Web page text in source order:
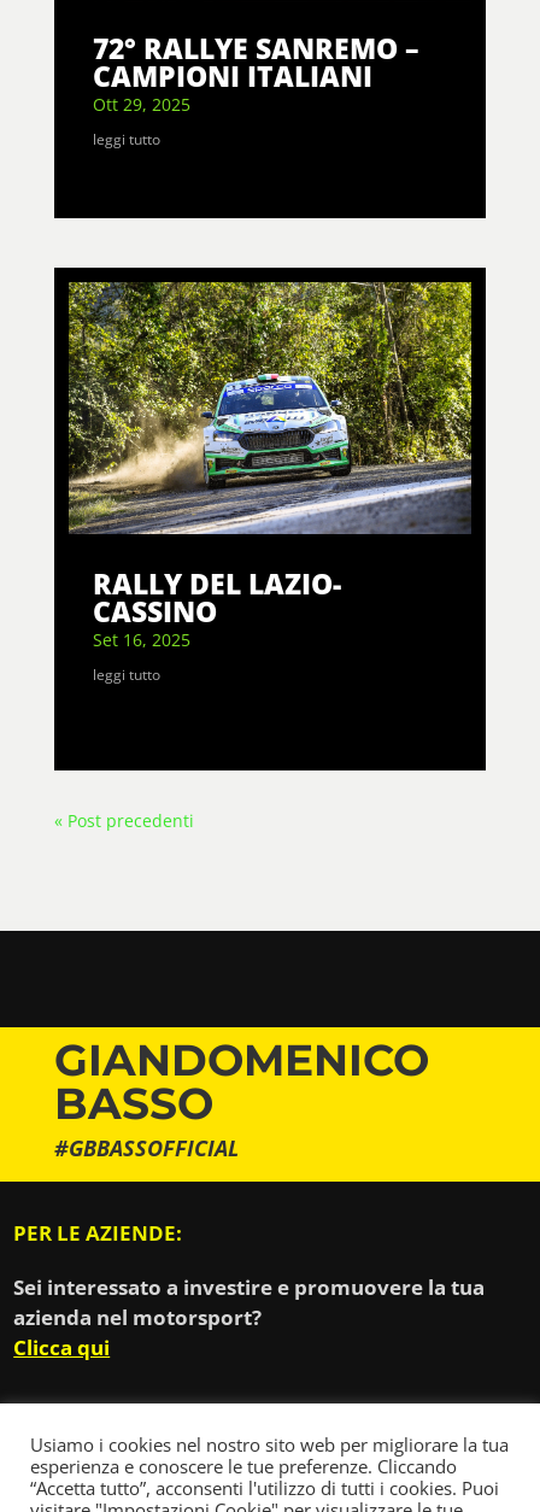
72° RALLYE SANREMO –
CAMPIONI ITALIANI
Ott 29, 2025
leggi tutto
RALLY DEL LAZIO-
CASSINO
Set 16, 2025
leggi tutto
« Post precedenti
GIANDOMENICO
BASSO
#GBBASSOFFICIAL
PER LE AZIENDE:
Sei interessato a investire e promuovere la tua
azienda nel motorsport?
Clicca qui
Usiamo i cookies nel nostro sito web per migliorare la tua
esperienza e conoscere le tue preferenze. Cliccando
“Accetta tutto”, acconsenti l'utilizzo di tutti i cookies. Puoi